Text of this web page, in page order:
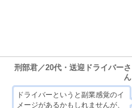
刑部君／20代・送迎ドライバーさ
ん
ドライバーというと副業感覚のイ
メージがあるかもしれませんが、